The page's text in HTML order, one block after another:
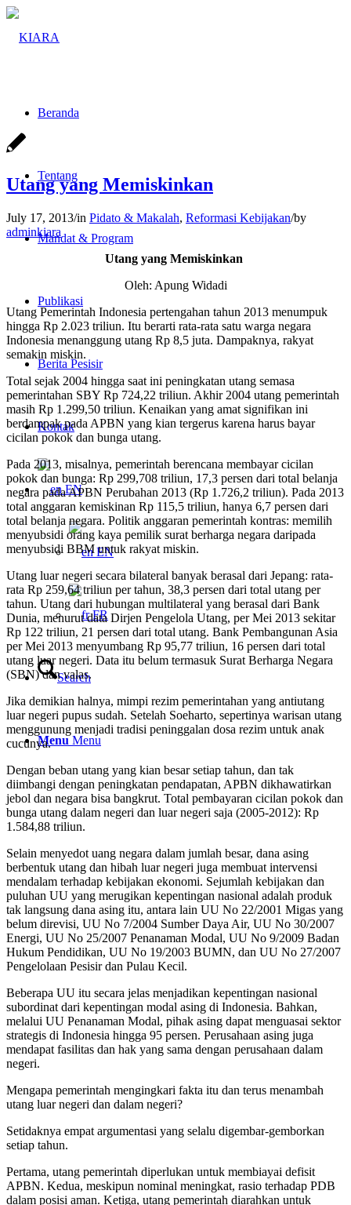
Beranda
Tentang
Mandat & Program
Publikasi
Berita Pesisir
Kontak
EN
EN
FR
Search
Menu Menu
Utang yang Memiskinkan
July 17, 2013/in Pidato & Makalah, Reformasi Kebijakan/by
adminkiara
Utang yang Memiskinkan
Oleh: Apung Widadi
Utang Pemerintah Indonesia pertengahan tahun 2013 menumpuk
hingga Rp 2.023 triliun. Itu berarti rata-rata satu warga negara
Indonesia menanggung utang Rp 8,5 juta. Dampaknya, rakyat
semakin miskin.
Total sejak 2004 hingga saat ini peningkatan utang semasa
pemerintahan SBY Rp 724,22 triliun. Akhir 2004 utang pemerintah
masih Rp 1.299,50 triliun. Kenaikan yang amat signifikan ini
berdampak pada APBN yang kian tergerus karena harus bayar
cicilan pokok dan bunga utang.
Pada 2013, misalnya, pemerintah berencana membayar cicilan
pokok dan bunga: Rp 299,708 triliun, 17,3 persen dari total belanja
negara pada APBN Perubahan 2013 (Rp 1.726,2 triliun). Pada 2013
total anggaran kemiskinan Rp 115,5 triliun, hanya 6,7 persen dari
total belanja negara. Politik anggaran pemerintah kontras: memilih
menyubsidi orang kaya pemilik surat berharga negara daripada
menyubsidi BBM untuk rakyat miskin.
Utang luar negeri secara bilateral banyak berasal dari Jepang: rata-
rata Rp 259,64 triliun per tahun, 38,3 persen dari total utang per
tahun. Utang dari hubungan multilateral yang berasal dari Bank
Dunia, menurut data Dirjen Pengelola Utang, per Mei 2013 sekitar
Rp 122 triliun, 21 persen dari total utang. Bank Pembangunan Asia
per Mei 2013 menyumbang Rp 95,77 triliun, 16 persen dari total
utang luar negeri. Data itu belum termasuk Surat Berharga Negara
(SBN) dan valas.
Jika demikian halnya, mimpi rezim pemerintahan yang antiutang
luar negeri pupus sudah. Setelah Soeharto, sepertinya warisan utang
menggunung menjadi tradisi peninggalan dosa rezim untuk anak
cucunya.
Dengan beban utang yang kian besar setiap tahun, dan tak
diimbangi dengan peningkatan pendapatan, APBN dikhawatirkan
jebol dan negara bisa bangkrut. Total pembayaran cicilan pokok dan
bunga utang dalam negeri dan luar negeri saja (2005-2012): Rp
1.584,88 triliun.
Selain menyedot uang negara dalam jumlah besar, dana asing
berbentuk utang dan hibah luar negeri juga membuat intervensi
mendalam terhadap kebijakan ekonomi. Sejumlah kebijakan dan
puluhan UU yang merugikan kepentingan nasional adalah produk
tak langsung dana asing itu, antara lain UU No 22/2001 Migas yang
belum direvisi, UU No 7/2004 Sumber Daya Air, UU No 30/2007
Energi, UU No 25/2007 Penanaman Modal, UU No 9/2009 Badan
Hukum Pendidikan, UU No 19/2003 BUMN, dan UU No 27/2007
Pengelolaan Pesisir dan Pulau Kecil.
Beberapa UU itu secara jelas menjadikan kepentingan nasional
subordinat dari kepentingan modal asing di Indonesia. Bahkan,
melalui UU Penanaman Modal, pihak asing dapat menguasai sektor
strategis di Indonesia hingga 95 persen. Perusahaan asing juga
mendapat fasilitas dan hak yang sama dengan perusahaan dalam
negeri.
Mengapa pemerintah mengingkari fakta itu dan terus menambah
utang luar negeri dan dalam negeri?
Setidaknya empat argumentasi yang selalu digembar-gemborkan
setiap tahun.
Pertama, utang pemerintah diperlukan untuk membiayai defisit
APBN. Kedua, meskipun nominal meningkat, rasio terhadap PDB
dalam posisi aman. Ketiga, utang pemerintah diarahkan untuk